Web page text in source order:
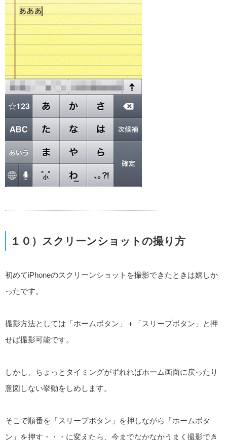
１０）スクリーンショットの撮り方
初めてiPhoneのスクリーンショットを撮影できたときは嬉しか
ったです。
撮影方法としては「ホームボタン」＋「スリープボタン」と押
せば撮影可能です。
しかし、ちょっとタイミングがずれればホーム画面に戻ったり
意図しない挙動をしめします。
そこで順番を「スリープボタン」を押しながら「ホームボタ
ン」を押す・・・に変えたら、今までなかなかうまく撮影でき